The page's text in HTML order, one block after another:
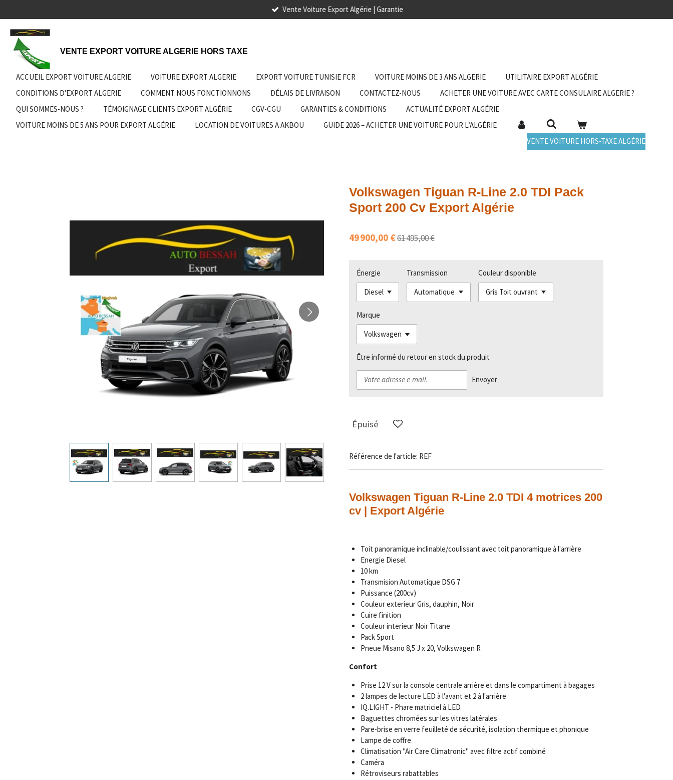
au
contenu
principal
Vente Voiture Export Algérie | Garantie
VENTE EXPORT VOITURE ALGERIE HORS TAXE
ACCUEIL EXPORT VOITURE ALGERIE VOITURE EXPORT ALGERIE EXPORT VOITURE TUNISIE FCR VOITURE MOINS DE 3 ANS ALGERIE
UTILITAIRE EXPORT ALGÉRIE
CONDITIONS D'EXPORT ALGERIE
COMMENT NOUS FONCTIONNONS DÉLAIS DE LIVRAISON CONTACTEZ-NOUS
ACHETER UNE VOITURE AVEC CARTE CONSULAIRE ALGERIE ?
QUI SOMMES-NOUS ?
TÉMOIGNAGE CLIENTS EXPORT ALGÉRIE CGV-CGU GARANTIES & CONDITIONS
ACTUALITÉ EXPORT ALGÉRIE
VOITURE MOINS DE 5 ANS POUR EXPORT ALGÉRIE
LOCATION DE VOITURES A AKBOU
GUIDE 2026 – ACHETER UNE VOITURE POUR L’ALGÉRIE
VENTE VOITURE HORS-TAXE ALGÉRIE
Volkswagen Tiguan R-Line 2.0 TDI Pack
Sport 200 Cv Export Algérie
49 900,00 €61 495,00 €
Énergie Transmission Couleur disponible
Marque
Être informé du retour en stock du produit
Envoyer
Épuisé
Référence de l'article: REF
Volkswagen Tiguan R-Line 2.0 TDI 4 motrices 200
cv | Export Algérie
Toit panoramique inclinable/coulissant avec toit panoramique à l'arrière
Energie Diesel
10 km
Transmision Automatique DSG 7
Puissance (200cv)
Couleur exterieur Gris, dauphin, Noir
Cuire finition
Couleur interieur Noir Titane
Pack Sport
Pneue Misano 8,5 J x 20, Volkswagen R
Confort
Prise 12 V sur la console centrale arrière et dans le compartiment à bagages
2 lampes de lecture LED à l'avant et 2 à l'arrière
IQ.LIGHT - Phare matriciel à LED
Baguettes chromées sur les vitres latérales
Pare-brise en verre feuilleté de sécurité, isolation thermique et phonique
Lampe de coffre
Climatisation "Air Care Climatronic" avec filtre actif combiné
Caméra
Rétroviseurs rabattables